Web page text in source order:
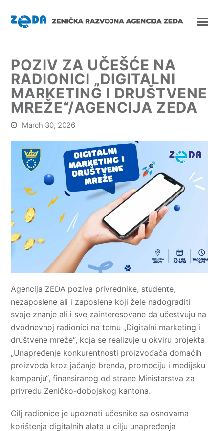
POZIV ZA UČEŠĆE NA
RADIONICI „DIGITALNI
MARKETING I DRUŠTVENE
MREŽE“/AGENCIJA ZEDA
March 30, 2026
Agencija ZEDA poziva privrednike, studente,
nezaposlene ali i zaposlene koji žele nadograditi
svoje znanje ali i sve zainteresovane da učestvuju na
dvodnevnoj radionici na temu „Digitalni marketing i
društvene mreže“, koja se realizuje u okviru projekta
„Unapređenje konkurentnosti proizvođača domaćih
proizvoda kroz jačanje brenda, promociju i medijsku
kampanju“, finansiranog od strane Ministarstva za
privredu Zeničko-dobojskog kantona.
Cilj radionice je upoznati učesnike sa osnovama
korištenja digitalnih alata u cilju unapređenja